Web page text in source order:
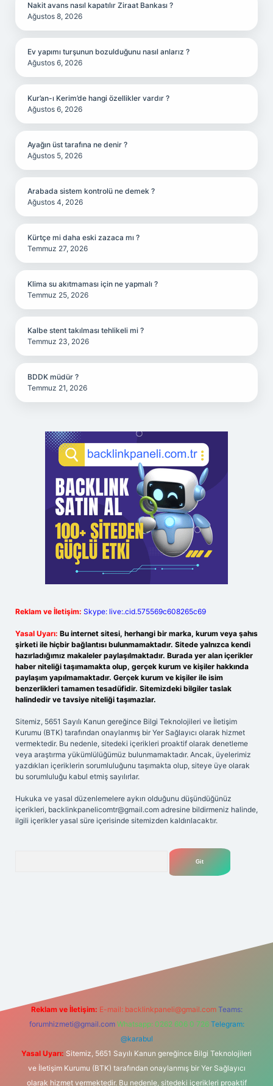
Nakit avans nasıl kapatılır Ziraat Bankası ?
Ağustos 8, 2026
Ev yapımı turşunun bozulduğunu nasıl anlarız ?
Ağustos 6, 2026
Kur’an-ı Kerim’de hangi özellikler vardır ?
Ağustos 6, 2026
Ayağın üst tarafına ne denir ?
Ağustos 5, 2026
Arabada sistem kontrolü ne demek ?
Ağustos 4, 2026
Kürtçe mi daha eski zazaca mı ?
Temmuz 27, 2026
Klima su akıtmaması için ne yapmalı ?
Temmuz 25, 2026
Kalbe stent takılması tehlikeli mi ?
Temmuz 23, 2026
BDDK müdür ?
Temmuz 21, 2026
Reklam ve İletişim: Skype: live:.cid.575569c608265c69
Yasal Uyarı: Bu internet sitesi, herhangi bir marka, kurum veya şahıs
şirketi ile hiçbir bağlantısı bulunmamaktadır. Sitede yalnızca kendi
hazırladığımız makaleler paylaşılmaktadır. Burada yer alan içerikler
haber niteliği taşımamakta olup, gerçek kurum ve kişiler hakkında
paylaşım yapılmamaktadır. Gerçek kurum ve kişiler ile isim
benzerlikleri tamamen tesadüfidir. Sitemizdeki bilgiler taslak
halindedir ve tavsiye niteliği taşımazlar.
Sitemiz, 5651 Sayılı Kanun gereğince Bilgi Teknolojileri ve İletişim
Kurumu (BTK) tarafından onaylanmış bir Yer Sağlayıcı olarak hizmet
vermektedir. Bu nedenle, sitedeki içerikleri proaktif olarak denetleme
veya araştırma yükümlülüğümüz bulunmamaktadır. Ancak, üyelerimiz
yazdıkları içeriklerin sorumluluğunu taşımakta olup, siteye üye olarak
bu sorumluluğu kabul etmiş sayılırlar.
Hukuka ve yasal düzenlemelere aykırı olduğunu düşündüğünüz
içerikleri, backlinkpanelicomtr@gmail.com adresine bildirmeniz halinde,
ilgili içerikler yasal süre içerisinde sitemizden kaldırılacaktır.
Reklam ve İletişim: E-mail: backlinkpaneli@gmail.com Teams:
forumhizmeti@gmail.com Whatsapp: 0262 606 0 726 Telegram:
@karabul
Yasal Uyarı: Sitemiz, 5651 Sayılı Kanun gereğince Bilgi Teknolojileri
ve İletişim Kurumu (BTK) tarafından onaylanmış bir Yer Sağlayıcı
olarak hizmet vermektedir. Bu nedenle, sitedeki içerikleri proaktif